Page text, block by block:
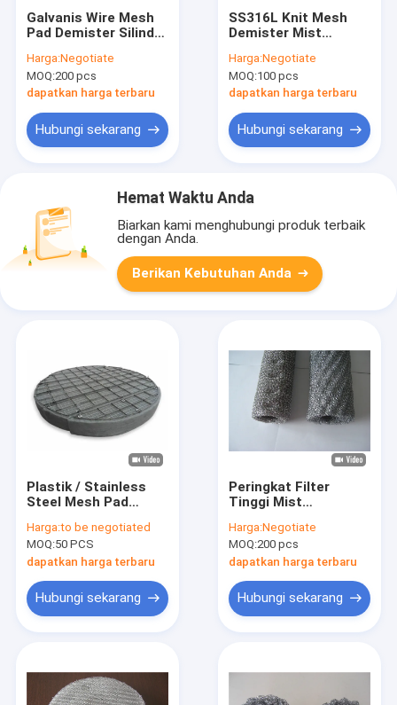
Galvanis Wire Mesh
Pad Demister Silinder
200mm
Harga:Negotiate
MOQ:200 pcs
dapatkan harga terbaru
Hubungi sekarang
SS316L Knit Mesh
Demister Mist
500mm Dengan
Lubang Tidak
Beraturan
Harga:Negotiate
MOQ:100 pcs
dapatkan harga terbaru
Hubungi sekarang
Hemat Waktu Anda
Biarkan kami menghubungi produk terbaik
dengan Anda.
Berikan Kebutuhan Anda
Plastik / Stainless
Steel Mesh Pad
Untuk Menara Uap
Harga:to be negotiated
MOQ:50 PCS
dapatkan harga terbaru
Hubungi sekarang
Peringkat Filter
Tinggi Mist
0.2mm 0.23mm
Cylindrical Filter Disc
Harga:Negotiate
MOQ:200 pcs
dapatkan harga terbaru
Hubungi sekarang